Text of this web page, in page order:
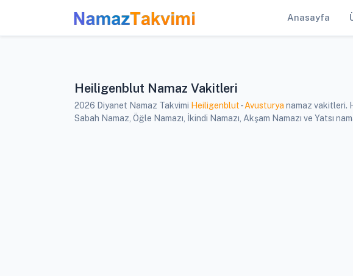
Anasayfa
Heiligenblut Namaz Vakitleri
2026 Diyanet Namaz Takvimi Heiligenblut-Avusturya namaz vakitleri.
Sabah Namaz, Öğle Namazı, İkindi Namazı, Akşam Namazı ve Yatsı